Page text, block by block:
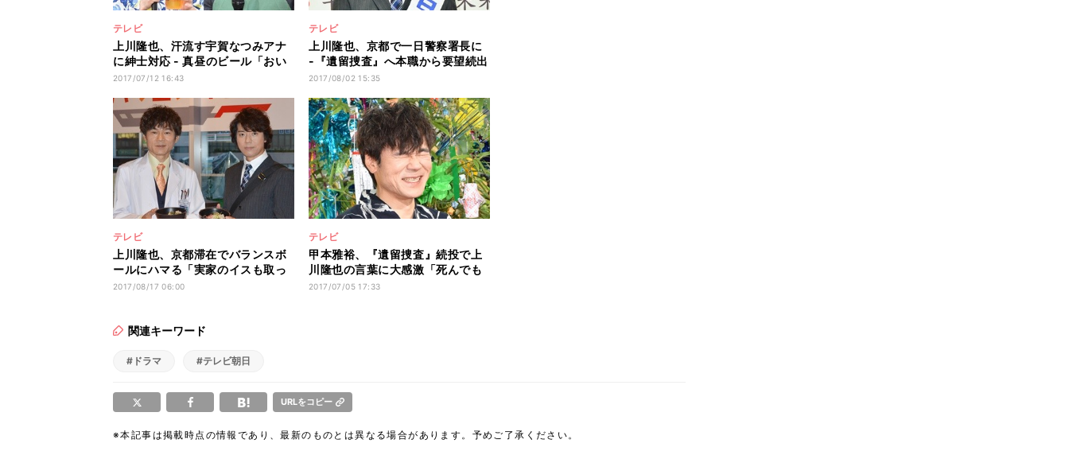
テレビ
上川隆也、汗流す宇賀なつみアナ
に紳士対応 - 真昼のビール「おい
しいっ!」
2017/07/12 16:43
テレビ
上川隆也、京都で一日警察署長に
-『遺留捜査』へ本職から要望続出
で苦笑い
2017/08/02 15:35
テレビ
上川隆也、京都滞在でバランスボ
ールにハマる「実家のイスも取っ
払おうか」
2017/08/17 06:00
テレビ
甲本雅裕、『遺留捜査』続投で上
川隆也の言葉に大感激「死んでも
いいわ!」
2017/07/05 17:33
関連キーワード
#ドラマ #テレビ朝日
URLをコピー
※本記事は掲載時点の情報であり、最新のものとは異なる場合があります。予めご了承ください。